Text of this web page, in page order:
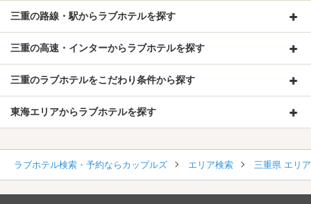
三重の路線・駅からラブホテルを探す
三重の高速・インターからラブホテルを探す
三重のラブホテルをこだわり条件から探す
東海エリアからラブホテルを探す
ラブホテル検索・予約ならカップルズ エリア検索 三重県 エリ